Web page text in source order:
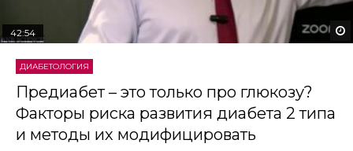
42:54
ДИАБЕТОЛОГИЯ
Предиабет – это только про глюкозу?
Факторы риска развития диабета 2 типа
и методы их модифицировать